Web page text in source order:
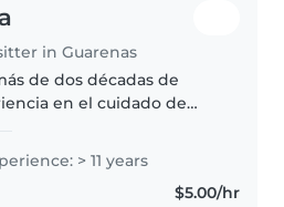
in Guarenas
de dos décadas de
en el cuidado de
pequeños,
y escolares. Soy
en Educación Inicial y
> 11 years
$5.00/hr